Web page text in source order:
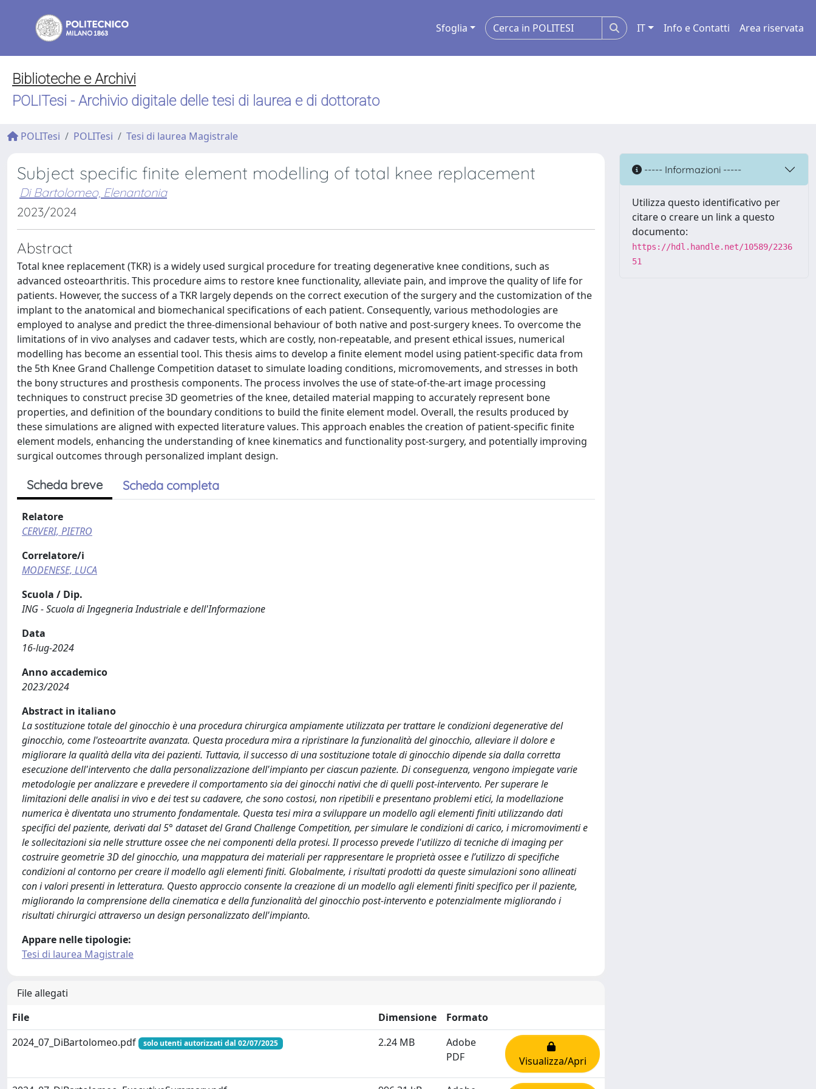
Sfoglia IT Info e Contatti Area riservata
Biblioteche e Archivi
POLITesi - Archivio digitale delle tesi di laurea e di dottorato
POLITesi POLITesi Tesi di laurea Magistrale
Subject specific finite element modelling of total knee replacement
Di Bartolomeo, Elenantonia
2023/2024
Abstract
Total knee replacement (TKR) is a widely used surgical procedure for treating degenerative knee conditions, such as
advanced osteoarthritis. This procedure aims to restore knee functionality, alleviate pain, and improve the quality of life for
patients. However, the success of a TKR largely depends on the correct execution of the surgery and the customization of the
implant to the anatomical and biomechanical specifications of each patient. Consequently, various methodologies are
employed to analyse and predict the three-dimensional behaviour of both native and post-surgery knees. To overcome the
limitations of in vivo analyses and cadaver tests, which are costly, non-repeatable, and present ethical issues, numerical
modelling has become an essential tool. This thesis aims to develop a finite element model using patient-specific data from
the 5th Knee Grand Challenge Competition dataset to simulate loading conditions, micromovements, and stresses in both
the bony structures and prosthesis components. The process involves the use of state-of-the-art image processing
techniques to construct precise 3D geometries of the knee, detailed material mapping to accurately represent bone
properties, and definition of the boundary conditions to build the finite element model. Overall, the results produced by
these simulations are aligned with expected literature values. This approach enables the creation of patient-specific finite
element models, enhancing the understanding of knee kinematics and functionality post-surgery, and potentially improving
surgical outcomes through personalized implant design.
Scheda breve Scheda completa
Relatore
CERVERI, PIETRO
Correlatore/i
MODENESE, LUCA
Scuola / Dip.
ING - Scuola di Ingegneria Industriale e dell'Informazione
Data
16-lug-2024
Anno accademico
2023/2024
Abstract in italiano
La sostituzione totale del ginocchio è una procedura chirurgica ampiamente utilizzata per trattare le condizioni degenerative del
ginocchio, come l'osteoartrite avanzata. Questa procedura mira a ripristinare la funzionalità del ginocchio, alleviare il dolore e
migliorare la qualità della vita dei pazienti. Tuttavia, il successo di una sostituzione totale di ginocchio dipende sia dalla corretta
esecuzione dell'intervento che dalla personalizzazione dell'impianto per ciascun paziente. Di conseguenza, vengono impiegate varie
metodologie per analizzare e prevedere il comportamento sia dei ginocchi nativi che di quelli post-intervento. Per superare le
limitazioni delle analisi in vivo e dei test su cadavere, che sono costosi, non ripetibili e presentano problemi etici, la modellazione
numerica è diventata uno strumento fondamentale. Questa tesi mira a sviluppare un modello agli elementi finiti utilizzando dati
specifici del paziente, derivati dal 5° dataset del Grand Challenge Competition, per simulare le condizioni di carico, i micromovimenti e
le sollecitazioni sia nelle strutture ossee che nei componenti della protesi. Il processo prevede l'utilizzo di tecniche di imaging per
costruire geometrie 3D del ginocchio, una mappatura dei materiali per rappresentare le proprietà ossee e l’utilizzo di specifiche
condizioni al contorno per creare il modello agli elementi finiti. Globalmente, i risultati prodotti da queste simulazioni sono allineati
con i valori presenti in letteratura. Questo approccio consente la creazione di un modello agli elementi finiti specifico per il paziente,
migliorando la comprensione della cinematica e della funzionalità del ginocchio post-intervento e potenzialmente migliorando i
risultati chirurgici attraverso un design personalizzato dell'impianto.
Appare nelle tipologie:
Tesi di laurea Magistrale
File allegati
File
Dimensione
Formato
2024_07_DiBartolomeo.pdf
solo utenti autorizzati dal 02/07/2025 2.24 MB
Adobe
PDF
Visualizza/Apri
----- Informazioni -----
Utilizza questo identificativo per
citare o creare un link a questo
documento:
https://hdl.handle.net/10589/2236
51